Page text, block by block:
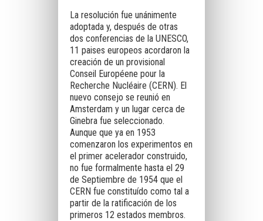
Laresolución fue unánimente
adoptada y, después de otras
dos conferencias de la UNESCO,
11 paises europeos acordaron la
creación de un provisional
Conseil Européene pour la
Recherche Nucléaire (CERN). El
nuevo consejo se reunió en
Amsterdam y un lugar cerca de
Ginebra fue seleccionado.
Aunque que ya en 1953
comenzaron los experimentos en
el primer acelerador construido,
no fue formalmente hasta el 29
de Septiembre de 1954 que el
CERN fue constituído como tal a
partir de la ratificación de los
primeros 12 estados membros.